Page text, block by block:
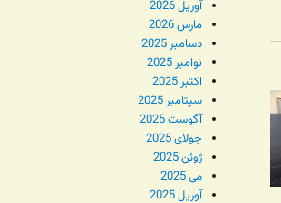
آوریل 2026
مارس 2026
دسامبر 2025
نوامبر 2025
اکتبر 2025
سپتامبر 2025
آگوست 2025
جولای 2025
ژوئن 2025
می 2025
آوریل 2025